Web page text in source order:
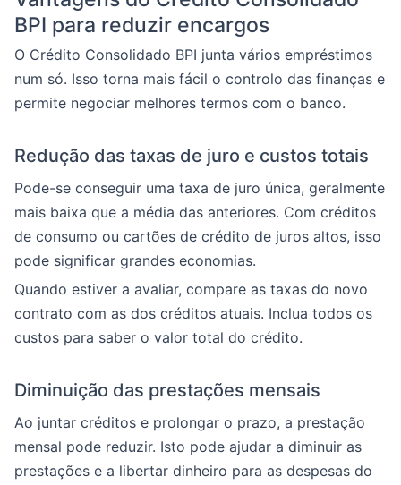
BPI para reduzir encargos
O Crédito Consolidado BPI junta vários empréstimos
num só. Isso torna mais fácil o controlo das finanças e
permite negociar melhores termos com o banco.
Redução das taxas de juro e custos totais
Pode-se conseguir uma taxa de juro única, geralmente
mais baixa que a média das anteriores. Com créditos
de consumo ou cartões de crédito de juros altos, isso
pode significar grandes economias.
Quando estiver a avaliar, compare as taxas do novo
contrato com as dos créditos atuais. Inclua todos os
custos para saber o valor total do crédito.
Diminuição das prestações mensais
Ao juntar créditos e prolongar o prazo, a prestação
mensal pode reduzir. Isto pode ajudar a diminuir as
prestações e a libertar dinheiro para as despesas do